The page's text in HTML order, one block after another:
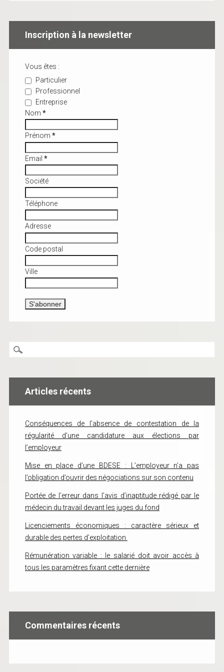
Inscription à la newsletter
Vous êtes :
Particulier
Professionnel
Entreprise
Nom *
Prénom *
Email *
Société
Téléphone
Adresse
Code postal
Ville
Articles récents
Conséquences de l’absence de contestation de la
régularité d’une candidature aux élections par
l’employeur
Mise en place d’une BDESE : L’employeur n’a pas
l’obligation d’ouvrir des négociations sur son contenu
Portée de l’erreur dans l’avis d’inaptitude rédigé par le
médecin du travail devant les juges du fond
Licenciements économiques : caractère sérieux et
durable des pertes d’exploitation
Rémunération variable : le salarié doit avoir accès à
tous les paramètres fixant cette dernière
Commentaires récents